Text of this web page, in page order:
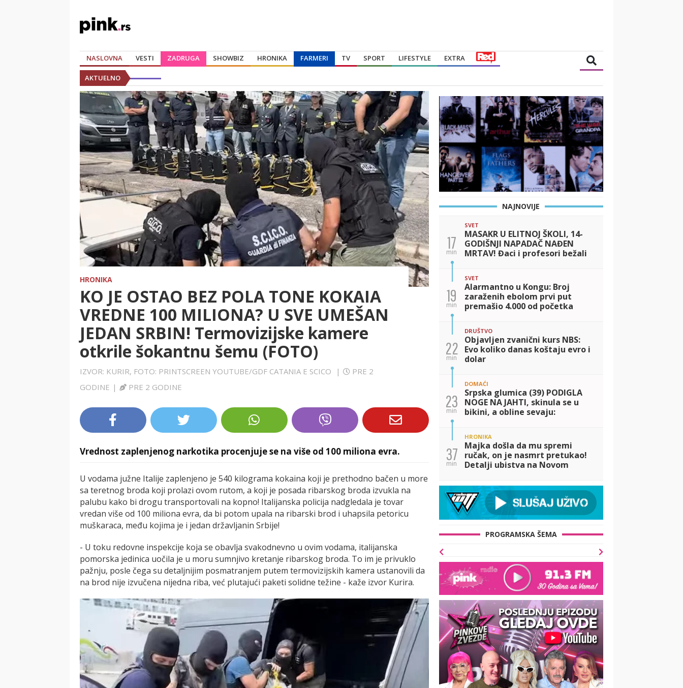
NASLOVNA VESTI ZADRUGA SHOWBIZ HRONIKA FARMERI TV SPORT LIFESTYLE EXTRA
AKTUELNO
HRONIKA
KO JE OSTAO BEZ POLA TONE KOKAIA
VREDNE 100 MILIONA? U SVE UMEŠAN
JEDAN SRBIN! Termovizijske kamere
otkrile šokantnu šemu (FOTO)
IZVOR: KURIR, FOTO: PRINTSCREEN YOUTUBE/GDF CATANIA E SCICO |
PRE 2
GODINE | PRE 2 GODINE
Vrednost zaplenjenog narkotika procenjuje se na više od 100 miliona evra.
U vodama južne Italije zaplenjeno je 540 kilograma kokaina koji je prethodno bačen u more
sa teretnog broda koji prolazi ovom rutom, a koji je posada ribarskog broda izvukla na
palubu kako bi drogu transportovali na kopno! Italijanska policija nadgledala je tovar
vredan više od 100 miliona evra, da bi potom upala na ribarski brod i uhapsila petoricu
muškaraca, među kojima je i jedan državljanin Srbije!
- U toku redovne inspekcije koja se obavlja svakodnevno u ovim vodama, italijanska
pomorska jedinica uočila je u moru sumnjivo kretanje ribarskog broda. To im je privuklo
pažnju, posle čega su detaljnijim posmatranjem putem termovizijskih kamera ustanovili da
na brod nije izvučena nijedna riba, već plutajući paketi solidne težine - kaže izvor Kurira.
NAJNOVIJE
17
min
SVET
MASAKR U ELITNOJ ŠKOLI, 14-
GODIŠNJI NAPADAČ NAĐEN
MRTAV! Đaci i profesori bežali
ranjenih (FOTO+V
19
min
SVET
Alarmantno u Kongu: Broj
zaraženih ebolom prvi put
premašio 4.000 od početka
22
min
DRUŠTVO
Objavljen zvanični kurs NBS:
Evo koliko danas koštaju evro i
dolar
23
min
DOMAĆI
Srpska glumica (39) PODIGLA
NOGE NA JAHTI, skinula se u
bikini, a obline sevaju:
37
min
HRONIKA
Majka došla da mu spremi
ručak, on je nasmrt pretukao!
Detalji ubistva na Novom
osumnjičenog izvela krvavih
nogu
PROGRAMSKA ŠEMA